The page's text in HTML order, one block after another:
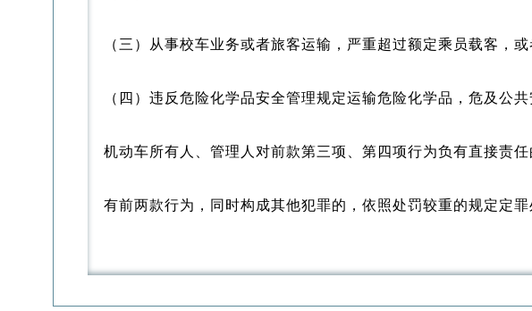
（三）从事校车业务或者旅客运输，严重超过额定乘员载客，
（四）违反危险化学品安全管理规定运输危险化学品，危及公共
机动车所有人、管理人对前款第三项、第四项行为负有直接责任
有前两款行为，同时构成其他犯罪的，依照处罚较重的规定定罪